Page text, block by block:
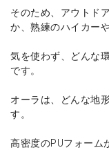
そのため、アウトド
か、熟練のハイカー
気を使わず、どんな
です。
オーラは、どんな地
す。
高密度のPUフォーム